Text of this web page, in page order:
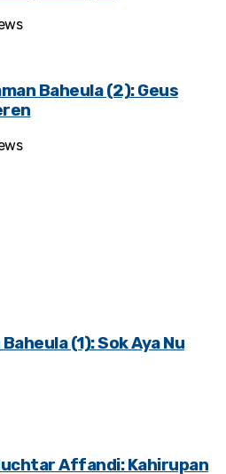
Baheula (2): Geus
(1): Sok Aya Nu
Affandi: Kahirupan